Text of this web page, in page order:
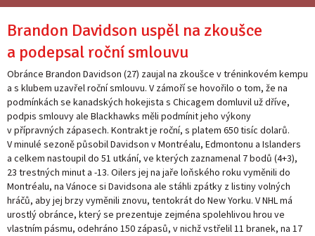
Brandon Davidson uspěl na zkoušce
a podepsal roční smlouvu
Obránce Brandon Davidson (27) zaujal na zkoušce v tréninkovém kempu
a s klubem uzavřel roční smlouvu. V zámoří se hovořilo o tom, že na
podmínkách se kanadských hokejista s Chicagem domluvil už dříve,
podpis smlouvy ale Blackhawks měli podmínit jeho výkony
v přípravných zápasech. Kontrakt je roční, s platem 650 tisíc dolarů.
V minulé sezoně působil Davidson v Montréalu, Edmontonu a Islanders
a celkem nastoupil do 51 utkání, ve kterých zaznamenal 7 bodů (4+3),
23 trestných minut a -13. Oilers jej na jaře loňského roku vyměnili do
Montréalu, na Vánoce si Davidsona ale stáhli zpátky z listiny volných
hráčů, aby jej brzy vyměnili znovu, tentokrát do New Yorku. V NHL má
urostlý obránce, který se prezentuje zejména spolehlivou hrou ve
vlastním pásmu, odehráno 150 zápasů, v nichž vstřelil 11 branek, na 17